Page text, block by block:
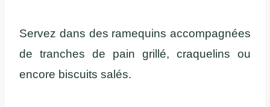
Servez dans des ramequins accompagnées
de tranches de pain grillé, craquelins ou
encore biscuits salés.